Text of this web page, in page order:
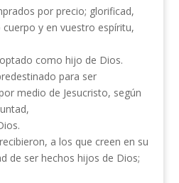
por precio; glorificad,
y en vuestro espíritu,
como hijo de Dios.
para ser
medio de Jesucristo, según
a los que creen en su
de ser hechos hijos de Dios;